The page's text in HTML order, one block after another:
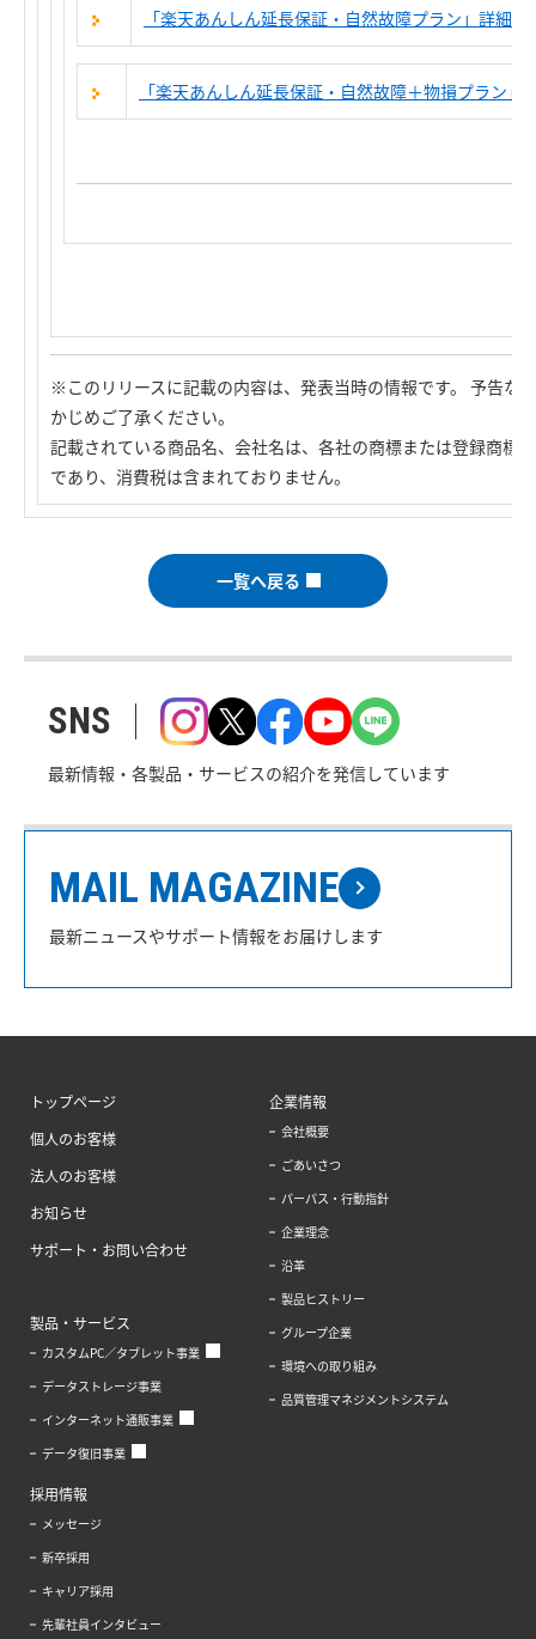
「楽天あんしん延長保証・自然故障プラン」詳細は
「楽天あんしん延長保証・自然故障＋物損プラン」
※このリリースに記載の内容は、発表当時の情報です。 予告な
かじめご了承ください。
記載されている商品名、会社名は、各社の商標または登録商標
であり、消費税は含まれておりません。
一覧へ戻る
SNS
最新情報・各製品・サービスの紹介を発信しています
MAIL MAGAZINE
最新ニュースやサポート情報をお届けします
トップページ
個人のお客様
法人のお客様
お知らせ
サポート・お問い合わせ
製品・サービス
カスタムPC／タブレット事業
データストレージ事業
インターネット通販事業
データ復旧事業
企業情報
会社概要
ごあいさつ
パーパス・行動指針
企業理念
沿革
製品ヒストリー
グループ企業
環境への取り組み
品質管理マネジメントシステム
採用情報
メッセージ
新卒採用
キャリア採用
先輩社員インタビュー